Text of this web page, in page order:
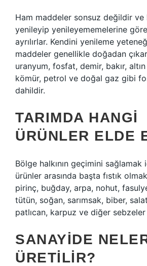
Ham maddeler sonsuz değildir ve
yenileyip yenileyememelerine
ayrılırlar. Kendini yenileme
maddeler genellikle doğadan
uranyum, fosfat, demir, bakır,
kömür, petrol ve doğal gaz gibi
dahildir.
TARIMDA HANGI
ÜRÜNLER ELDE
Bölge halkının geçimini
ürünler arasında başta fıstık
pirinç, buğday, arpa, nohut,
tütün, soğan, sarımsak, biber,
patlıcan, karpuz ve diğer sebzeler
SANAYIDE
ÜRETILIR?